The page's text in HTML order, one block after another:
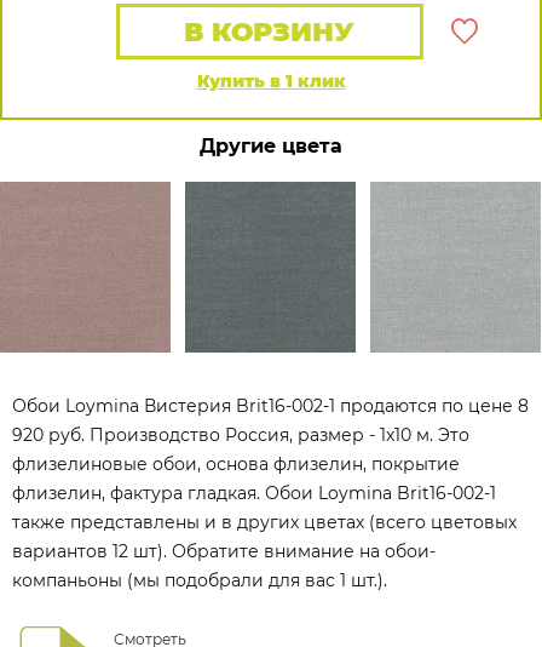
Купить в 1 клик
В КОРЗИНУ
Другие цвета
Обои Loymina Вистерия Brit16-002-1 продаются по цене 8
920 руб. Производство Россия, размер - 1x10 м. Это
флизелиновые обои, основа флизелин, покрытие
флизелин, фактура гладкая. Обои Loymina Brit16-002-1
также представлены и в других цветах (всего цветовых
вариантов 12 шт). Обратите внимание на обои-
компаньоны (мы подобрали для вас 1 шт.).
Смотреть